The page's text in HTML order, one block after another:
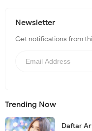
Newsletter
Get notifications from
Trending Now
Daftar